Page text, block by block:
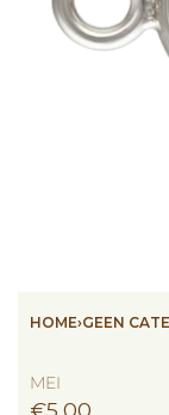
HOME›GEEN
MEI
€5,00